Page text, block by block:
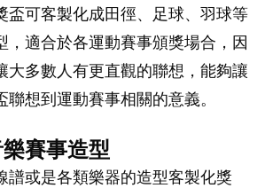
盃可客製化成田徑、足球、羽球等
，適合於各運動賽事頒獎場合，因
大多數人有更直觀的聯想，能夠讓
想到運動賽事相關的意義。
賽事造型
譜或是各類樂器的造型客製化獎